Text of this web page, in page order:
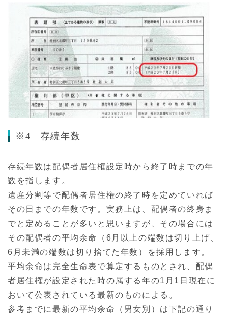
※4 存続年数
存続年数は配偶者居住権設定時から終了時までの年
数を指します。
遺産分割等で配偶者居住権の終了時を定めていれば
その日までの年数です。実務上は、配偶者の終身ま
でと定めることが多いと思いますが、その場合には
その配偶者の平均余命（6月以上の端数は切り上げ、
6月未満の端数は切り捨てた年数）を採用します。
平均余命は完全生命表で算定するものとされ、配偶
者居住権が設定された時の属する年の1月1日現在に
おいて公表されている最新のものによる。
参考までに最新の平均余命（男女別）は下記の通り